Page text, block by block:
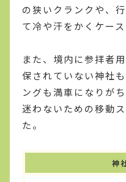
の狭いクランクや、
て冷や汗をかくケー
また、境内に参拝者
保されていない神社
ングも満車になりが
迷わないための移動
た。
神